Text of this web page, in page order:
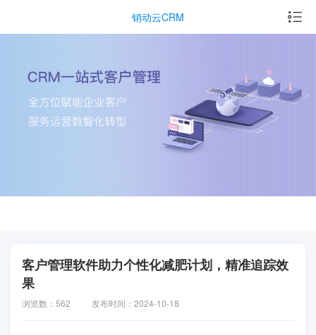
销动云CRM
客户管理软件助力个性化减肥计划，精准追踪效
果
浏览数：562 发布时间：2024-10-18